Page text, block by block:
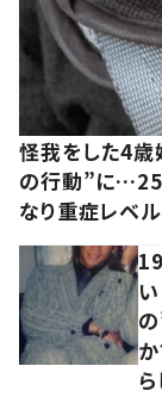
怪我をした4歳
の行動”に…254
なり重症レベル
ら